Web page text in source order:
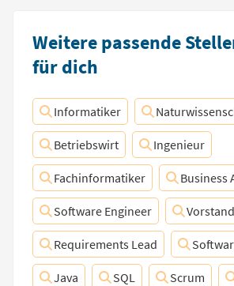
Weitere passende
für dich
Informatiker
Betriebswirt Ingenieur
Fachinformatiker Business
Software Engineer
Requirements Lead
Java SQL Scrum